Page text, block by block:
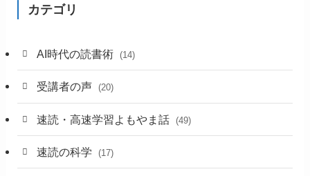
カテゴリ
AI時代の読書術 (14)
受講者の声 (20)
速読・高速学習よもやま話 (49)
速読の科学 (17)